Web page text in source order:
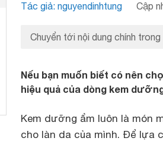
Tác giả: nguyendinhtung Cập
Chuyển tới nội dung chính trong
Nếu bạn muốn biết có nên
hiệu quả của dòng kem
Kem dưỡng ẩm luôn là món
cho làn da của mình. Để lựa